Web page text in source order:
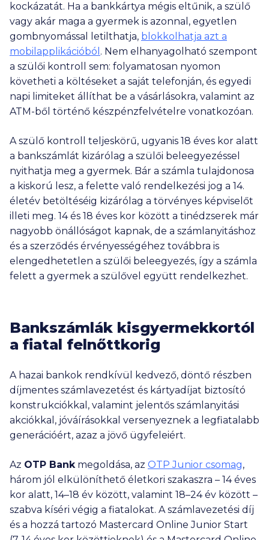
kockázatát. Ha a bankkártya mégis eltűnik, a szülő
vagy akár maga a gyermek is azonnal, egyetlen
gombnyomással letilthatja, blokkolhatja azt a
mobilapplikációból . Nem elhanyagolható szempont
a szülői kontroll sem: folyamatosan nyomon
követheti a költéseket a saját telefonján, és egyedi
napi limiteket állíthat be a vásárlásokra, valamint az
ATM-ből történő készpénzfelvételre vonatkozóan.
A szülő kontroll teljeskörű, ugyanis 18 éves kor alatt
a bankszámlát kizárólag a szülői beleegyezéssel
nyithatja meg a gyermek. Bár a számla tulajdonosa
a kiskorú lesz, a felette való rendelkezési jog a 14.
életév betöltéséig kizárólag a törvényes képviselőt
illeti meg. 14 és 18 éves kor között a tinédzserek már
nagyobb önállóságot kapnak, de a számlanyitáshoz
és a szerződés érvényességéhez továbbra is
elengedhetetlen a szülői beleegyezés, így a számla
felett a gyermek a szülővel együtt rendelkezhet.
Bankszámlák kisgyermekkortól
a fiatal felnőttkorig
A hazai bankok rendkívül kedvező, döntő részben
díjmentes számlavezetést és kártyadíjat biztosító
konstrukciókkal, valamint jelentős számlanyitási
akciókkal, jóváírásokkal versenyeznek a legfiatalabb
generációért, azaz a jövő ügyfeleiért.
Az OTP Bankmegoldása, az OTP Junior csomag,
három jól elkülöníthető életkori szakaszra – 14 éves
kor alatt, 14–18 év között, valamint 18–24 év között –
szabva kíséri végig a fiatalokat. A számlavezetési díj
és a hozzá tartozó Mastercard Online Junior Start